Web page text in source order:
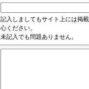
記入しましてもサイト上には掲
心ください。
未記入でも問題ありません。